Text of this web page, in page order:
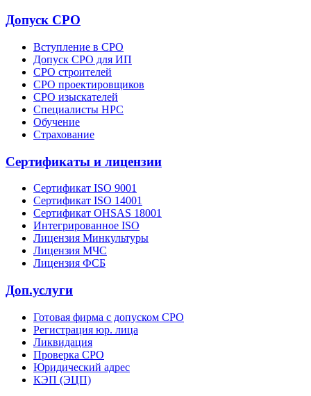
Допуск СРО
Вступление в СРО
Допуск СРО для ИП
СРО строителей
СРО проектировщиков
СРО изыскателей
Специалисты НРС
Обучение
Страхование
Сертификаты и лицензии
Сертификат ISO 9001
Сертификат ISO 14001
Сертификат OHSAS 18001
Интегрированное ISO
Лицензия Минкультуры
Лицензия МЧС
Лицензия ФСБ
Доп.услуги
Готовая фирма с допуском СРО
Регистрация юр. лица
Ликвидация
Проверка СРО
Юридический адрес
КЭП (ЭЦП)